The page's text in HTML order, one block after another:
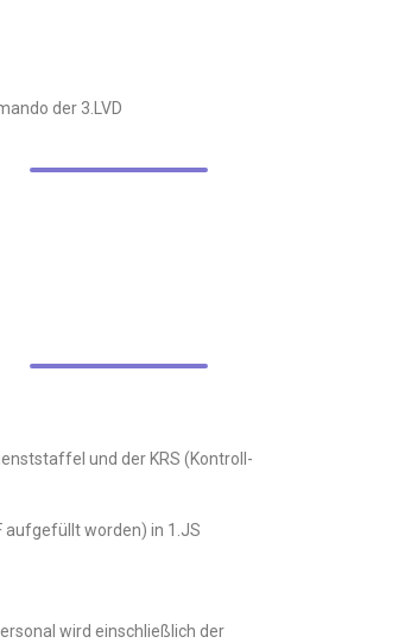
der 3.LVD
und der KRS (Kontroll-
aufgefüllt worden) in 1.JS
wird einschließlich der